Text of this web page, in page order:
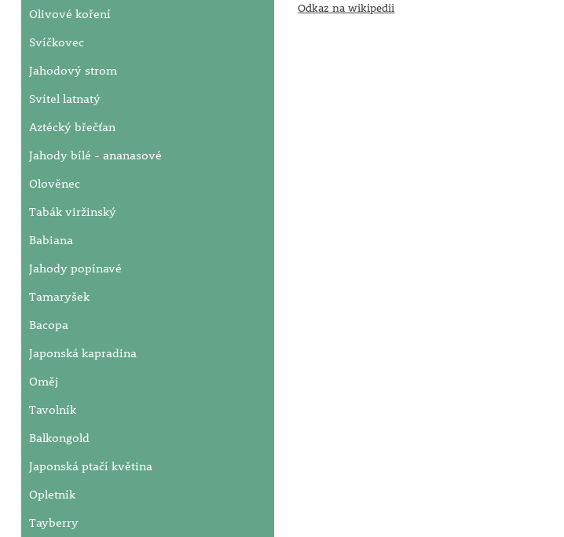
Olivové koření
Svíčkovec
Jahodový strom
Svítel latnatý
Aztécký břečťan
Jahody bílé - ananasové
Olověnec
Tabák viržinský
Babiana
Jahody popínavé
Tamaryšek
Bacopa
Japonská kapradina
Oměj
Tavolník
Balkongold
Japonská ptačí květina
Opletník
Tayberry
Odkaz na wikipedii